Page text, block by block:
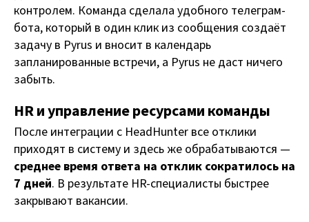
контролем. Команда сделала удобного телеграм-
бота, который в один клик из сообщения создаёт
задачу в Pyrus и вносит в календарь
запланированные встречи, а Pyrus не даст ничего
забыть.
HR и управление ресурсами команды
После интеграции с HeadHunter все отклики
приходят в систему и здесь же обрабатываются —
среднее время ответа на отклик сократилось на
7 дней. В результате HR-специалисты быстрее
закрывают вакансии.